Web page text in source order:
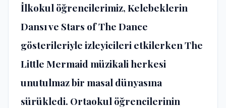
İlkokul öğrencilerimiz, Kelebeklerin
Dansı ve Stars of The Dance
gösterileriyle izleyicileri etkilerken The
Little Mermaid müzikali herkesi
unutulmaz bir masal dünyasına
sürükledi. Ortaokul öğrencilerinin